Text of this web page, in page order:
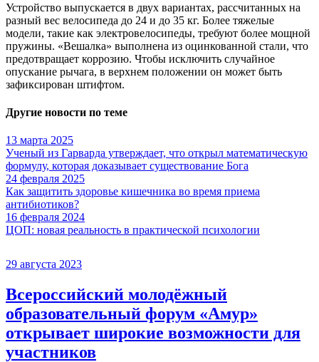
Устройство выпускается в двух вариантах, рассчитанных на
разный вес велосипеда до 24 и до 35 кг. Более тяжелые
модели, такие как электровелосипеды, требуют более мощной
пружины. «Вешалка» выполнена из оцинкованной стали, что
предотвращает коррозию. Чтобы исключить случайное
опускание рычага, в верхнем положении он может быть
зафиксирован штифтом.
Другие новости по теме
13 марта 2025
Ученый из Гарварда утверждает, что открыл математическую
формулу, которая доказывает существование Бога
24 февраля 2025
Как защитить здоровье кишечника во время приема
антибиотиков?
16 февраля 2024
ЦОП: новая реальность в практической психологии
29 августа 2023
Всероссийский молодёжный
образовательный форум «Амур»
открывает широкие возможности для
участников